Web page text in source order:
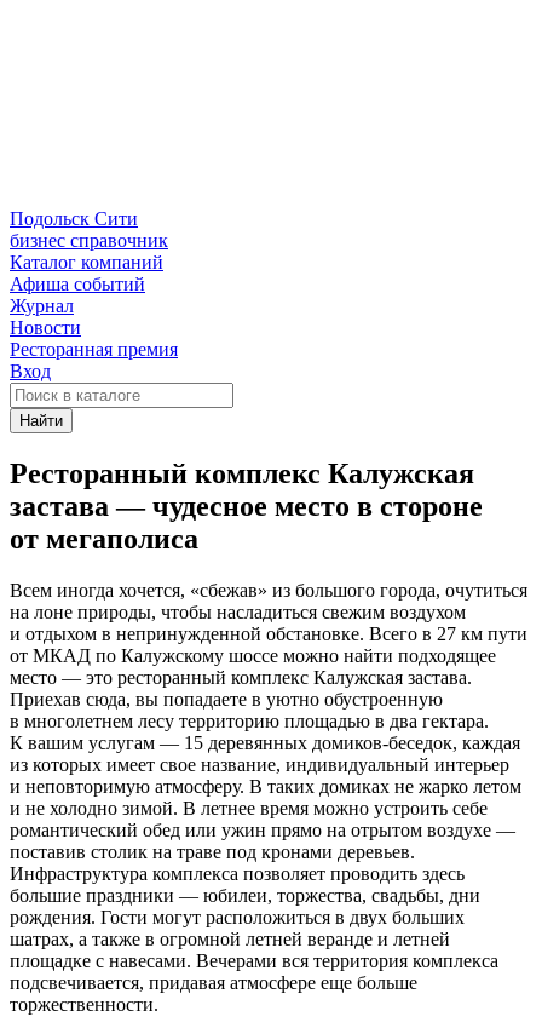
Подольск Сити
бизнес справочник
Каталог компаний
Афиша событий
Журнал
Новости
Ресторанная премия
Вход
Найти
Ресторанный комплекс Калужская
застава — чудесное место в стороне
от мегаполиса
Всем иногда хочется, «сбежав» из большого города, очутиться
на лоне природы, чтобы насладиться свежим воздухом
и отдыхом в непринужденной обстановке. Всего в 27 км пути
от МКАД по Калужскому шоссе можно найти подходящее
место — это ресторанный комплекс Калужская застава.
Приехав сюда, вы попадаете в уютно обустроенную
в многолетнем лесу территорию площадью в два гектара.
К вашим услугам — 15 деревянных домиков-беседок, каждая
из которых имеет свое название, индивидуальный интерьер
и неповторимую атмосферу. В таких домиках не жарко летом
и не холодно зимой. В летнее время можно устроить себе
романтический обед или ужин прямо на отрытом воздухе —
поставив столик на траве под кронами деревьев.
Инфраструктура комплекса позволяет проводить здесь
большие праздники — юбилеи, торжества, свадьбы, дни
рождения. Гости могут расположиться в двух больших
шатрах, а также в огромной летней веранде и летней
площадке с навесами. Вечерами вся территория комплекса
подсвечивается, придавая атмосфере еще больше
торжественности.